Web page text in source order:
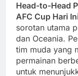
Head-to-Head
AFC Cup Hari
sorotan utama
dan Oceania.
tim muda yang
permainan
untuk